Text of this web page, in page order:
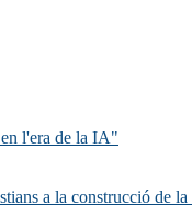
l'era de la IA"
a la construcció de